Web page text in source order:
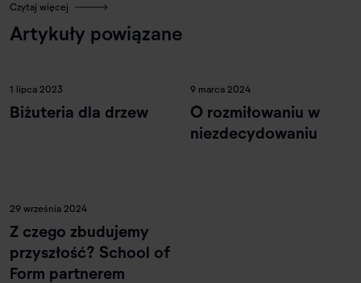
Czytaj więcej
Artykuły powiązane
1 lipca 2023
Biżuteria dla drzew
9 marca 2024
O rozmiłowaniu w
niezdecydowaniu
29 września 2024
Z czego zbudujemy
przyszłość? School of
Form partnerem